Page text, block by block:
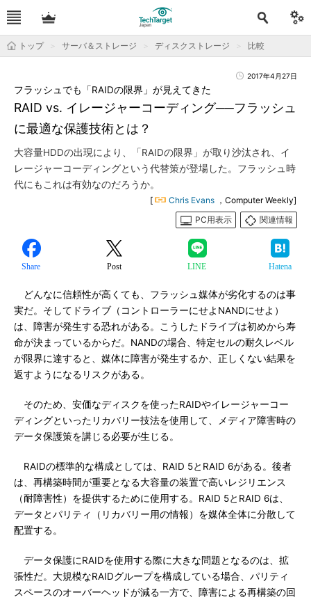
トップ サーバ＆ストレージ ディスクストレージ 比較
2017年4月27日
RAID vs. イレージャーコーディング──フラッシュ
に最適な保護技術とは？
フラッシュでも「RAIDの限界」が見えてきた
大容量HDDの出現により、「RAIDの限界」が取り沙汰され、イ
レージャーコーディングという代替策が登場した。フラッシュ時
代にもこれは有効なのだろうか。
[ Chris Evans ，Computer Weekly]
PC用表示
関連情報
Share Post LINE Hatena
どんなに信頼性が高くても、フラッシュ媒体が劣化するのは事
実だ。そしてドライブ（コントローラーにせよNANDにせよ）
は、障害が発生する恐れがある。こうしたドライブは初めから寿
命が決まっているからだ。NANDの場合、特定セルの耐久レベル
が限界に達すると、媒体に障害が発生するか、正しくない結果を
返すようになるリスクがある。
そのため、安価なディスクを使ったRAIDやイレージャーコー
ディングといったリカバリー技法を使用して、メディア障害時の
データ保護策を講じる必要が生じる。
RAIDの標準的な構成としては、RAID 5とRAID 6がある。後者
は、再構築時間が重要となる大容量の装置で高いレジリエンス
（耐障害性）を提供するために使用する。RAID 5とRAID 6は、
データとパリティ（リカバリー用の情報）を媒体全体に分散して
配置する。
データ保護にRAIDを使用する際に大きな問題となるのは、拡
張性だ。大規模なRAIDグループを構成している場合、パリティ
スペースのオーバーヘッドが減る一方で、障害による再構築の回